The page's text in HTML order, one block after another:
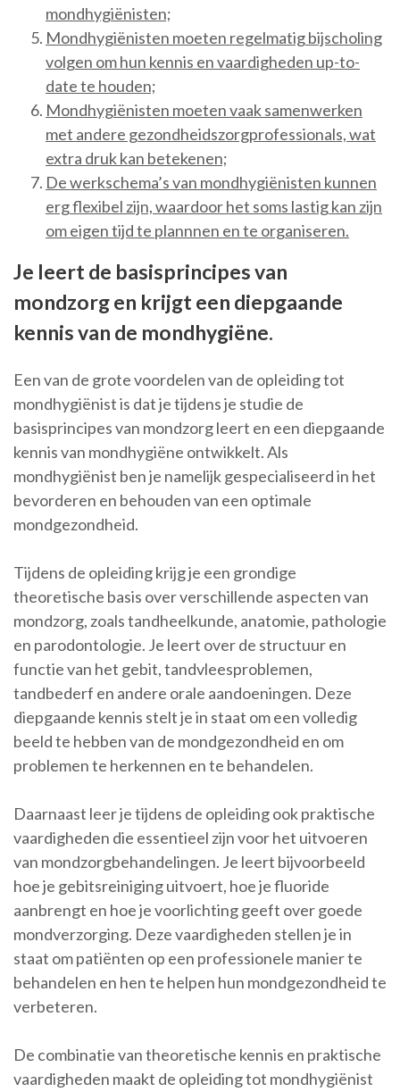
mondhygiënisten;
Mondhygiënisten moeten regelmatig bijscholing
volgen om hun kennis en vaardigheden up-to-
date te houden;
Mondhygiënisten moeten vaak samenwerken
met andere gezondheidszorgprofessionals, wat
extra druk kan betekenen;
De werkschema’s van mondhygiënisten kunnen
erg flexibel zijn, waardoor het soms lastig kan zijn
om eigen tijd te plannnen en te organiseren.
Je leert de basisprincipes van
mondzorg en krijgt een diepgaande
kennis van de mondhygiëne.
Een van de grote voordelen van de opleiding tot
mondhygiënist is dat je tijdens je studie de
basisprincipes van mondzorg leert en een diepgaande
kennis van mondhygiëne ontwikkelt. Als
mondhygiënist ben je namelijk gespecialiseerd in het
bevorderen en behouden van een optimale
mondgezondheid.
Tijdens de opleiding krijg je een grondige
theoretische basis over verschillende aspecten van
mondzorg, zoals tandheelkunde, anatomie, pathologie
en parodontologie. Je leert over de structuur en
functie van het gebit, tandvleesproblemen,
tandbederf en andere orale aandoeningen. Deze
diepgaande kennis stelt je in staat om een volledig
beeld te hebben van de mondgezondheid en om
problemen te herkennen en te behandelen.
Daarnaast leer je tijdens de opleiding ook praktische
vaardigheden die essentieel zijn voor het uitvoeren
van mondzorgbehandelingen. Je leert bijvoorbeeld
hoe je gebitsreiniging uitvoert, hoe je fluoride
aanbrengt en hoe je voorlichting geeft over goede
mondverzorging. Deze vaardigheden stellen je in
staat om patiënten op een professionele manier te
behandelen en hen te helpen hun mondgezondheid te
verbeteren.
De combinatie van theoretische kennis en praktische
vaardigheden maakt de opleiding tot mondhygiënist